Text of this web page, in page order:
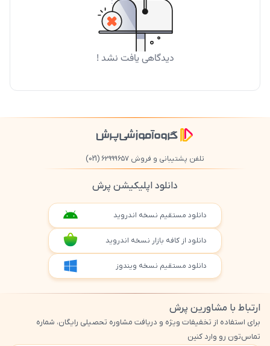
دیدگاهی یافت نشد !
تلفن پشتیبانی و فروش ۶۲۹۹۹۶۵۷ (021)
دانلود اپلیکیشن پرش
دانلود مستقیم نسخه اندروید
دانلود از کافه بازار نسخه اندروید
دانلود مستقیم نسخه ویندوز
ارتباط با مشاورین پرش
برای استفاده از تخفیفات ویژه و دریافت مشاوره تحصیلی رایگان، شماره
تماس‌تون رو وارد کنین